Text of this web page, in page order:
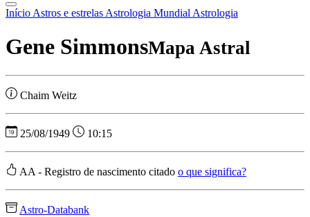
Início Astros e estrelas Astrologia Mundial Astrologia
Gene SimmonsMapa Astral
Chaim Weitz
25/08/1949 10:15
AA - Registro de nascimento citado o que significa?
Astro-Databank